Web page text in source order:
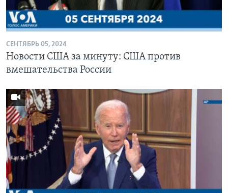
Learning English
СОЦИАЛЬНЫЕ СЕТИ
Языки
СЕНТЯБРЬ 05, 2024
Новости США за минуту: США против
вмешательства России